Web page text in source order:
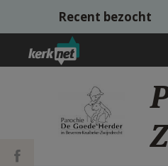
Overslaan en naar de inhoud
Recent bezocht